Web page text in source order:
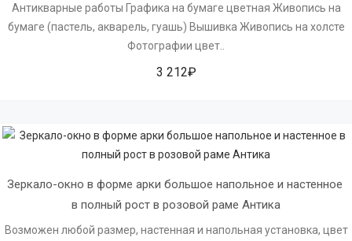
Антикварные работы Графика на бумаге цветная Живопись на
бумаге (пастель, акварель, гуашь) Вышивка Живопись на холсте
Фотографии цвет..
3 212₽
Зеркало-окно в форме арки большое напольное и настенное
в полный рост в розовой раме Антика
Возможен любой размер, настенная и напольная установка, цвет